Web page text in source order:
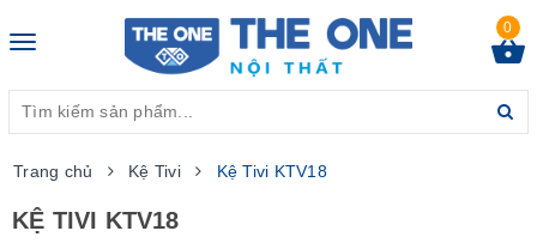
Toggle
0
Trang chủ Kệ Tivi Kệ Tivi KTV18
KỆ TIVI KTV18